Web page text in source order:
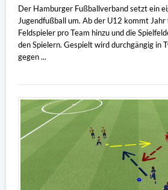
Der Hamburger Fußballverband setzt ein
Jugendfußball um. Ab der U12 kommt Jahr
Feldspieler pro Team hinzu und die
den Spielern. Gespielt wird durchgängig in
gegen ...